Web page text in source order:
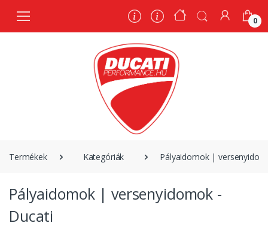
0
Termékek Kategóriák Pályaidomok |
Pályaidomok | versenyidomok -
Ducati
0